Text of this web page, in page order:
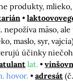
produkty, mlieko,
nepožíva mäso,
maslo, syr,
účinky
lat.
hovor. adresát